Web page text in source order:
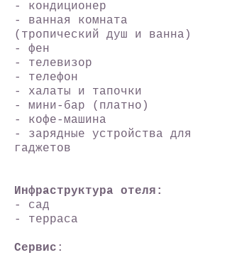
- кондиционер
- ванная комната
(тропический душ и ванна)
- фен
- телевизор
- телефон
- халаты и тапочки
- мини-бар (платно)
- кофе-машина
- зарядные устройства для
гаджетов
Инфраструктура отеля:
- сад
- терраса
Сервис :